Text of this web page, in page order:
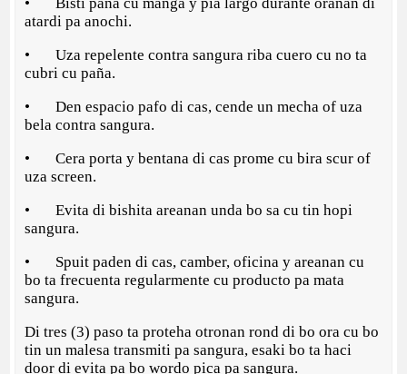
• Bisti paña cu manga y pia largo durante oranan di
atardi pa anochi.
• Uza repelente contra sangura riba cuero cu no ta
cubri cu paña.
• Den espacio pafo di cas, cende un mecha of uza
bela contra sangura.
• Cera porta y bentana di cas prome cu bira scur of
uza screen.
• Evita di bishita areanan unda bo sa cu tin hopi
sangura.
• Spuit paden di cas, camber, oficina y areanan cu
bo ta frecuenta regularmente cu producto pa mata
sangura.
Di tres (3) paso ta proteha otronan rond di bo ora cu bo
tin un malesa transmiti pa sangura, esaki bo ta haci
door di evita pa bo wordo pica pa sangura.